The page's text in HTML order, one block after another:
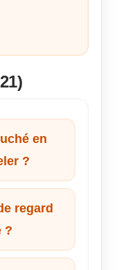
devis
en
?
regard
?